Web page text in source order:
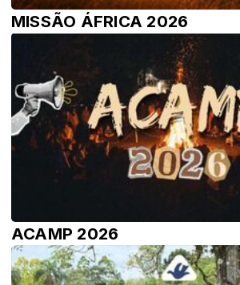
MISSÃO ÁFRICA 2026
ACAMP 2026